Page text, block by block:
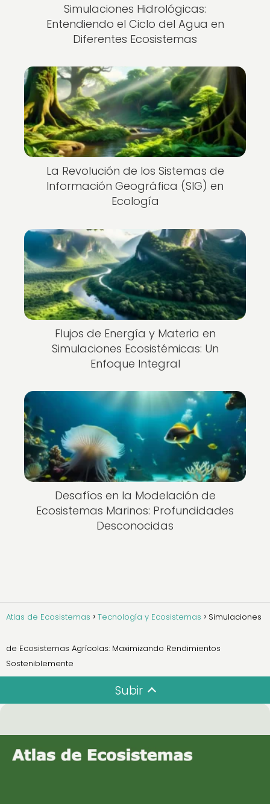
Simulaciones Hidrológicas:
Entendiendo el Ciclo del Agua en
Diferentes Ecosistemas
La Revolución de los Sistemas de
Información Geográfica (SIG) en
Ecología
Flujos de Energía y Materia en
Simulaciones Ecosistémicas: Un
Enfoque Integral
Desafíos en la Modelación de
Ecosistemas Marinos: Profundidades
Desconocidas
Atlas de Ecosistemas Tecnología y Ecosistemas Simulaciones
de Ecosistemas Agrícolas: Maximizando Rendimientos
Sosteniblemente
Subir